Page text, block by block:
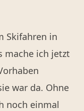
Skifahren in
mache ich jetzt
war da. Ohne
noch einmal